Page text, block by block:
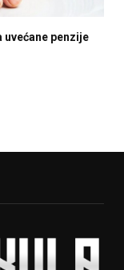
uvećane penzije